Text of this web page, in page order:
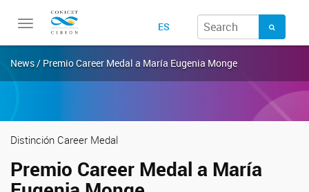
Toggle
ES
News / Premio Career Medal a María Eugenia Monge
Distinción Career Medal
Premio Career Medal a María